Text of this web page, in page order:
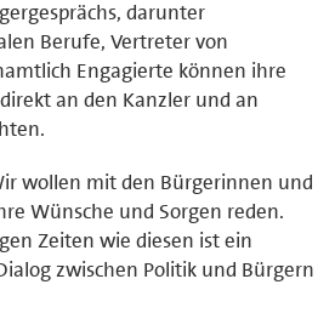
darunter
Berufe, Vertreter von
Engagierte können ihre
an den Kanzler und an
wollen mit den Bürgerinnen und
Wünsche und Sorgen reden.
Zeiten wie diesen ist ein
zwischen Politik und Bürgern